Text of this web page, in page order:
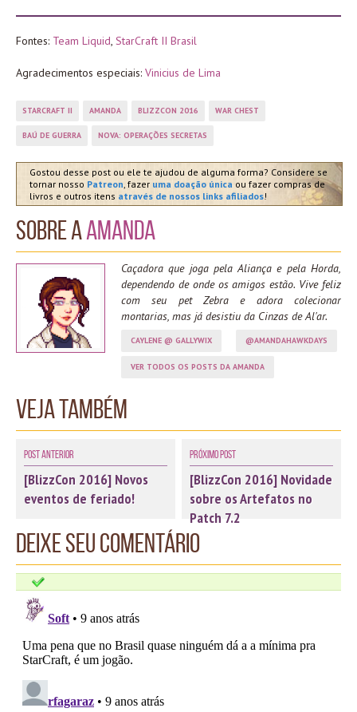
Fontes: Team Liquid, StarCraft II Brasil
Agradecimentos especiais: Vinicius de Lima
STARCRAFT II AMANDA BLIZZCON 2016 WAR CHEST
BAÚ DE GUERRA NOVA: OPERAÇÕES SECRETAS
Gostou desse post ou ele te ajudou de alguma forma? Considere se
tornar nosso Patreon, fazer uma doação única ou fazer compras de
livros e outros itens através de nossos links afiliados!
Sobre aAmanda
Caçadora que joga pela Aliança e pela Horda,
dependendo de onde os amigos estão. Vive feliz
com seu pet Zebra e adora colecionar
montarias, mas já desistiu da Cinzas de Al'ar.
CAYLENE @ GALLYWIX @AMANDAHAWKDAYS
VER TODOS OS POSTS DA AMANDA
Veja também
Post Anterior
[BlizzCon 2016] Novos
eventos de feriado!
Próximo Post
[BlizzCon 2016] Novidade
sobre os Artefatos no
Patch 7.2
Deixe seu comentário